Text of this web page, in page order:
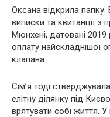
Оксана відкрила папку.
виписки та квитанції з
Мюнхені, датовані
оплату найскладнішої
клапана.
Сім’я тоді
елітну ділянку під
врятувати собі життя. У